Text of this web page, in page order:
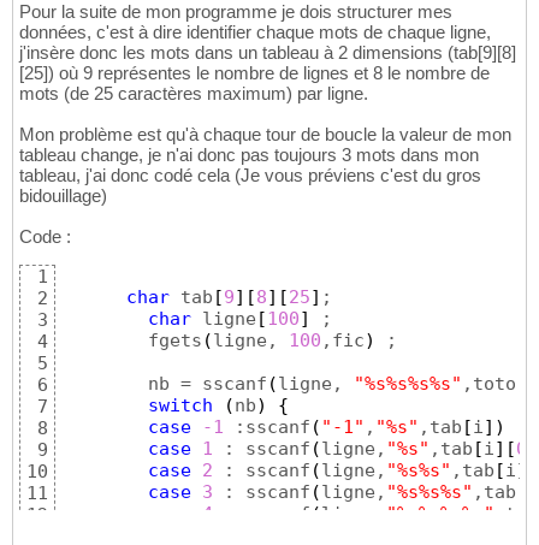
Pour la suite de mon programme je dois structurer mes
données, c'est à dire identifier chaque mots de chaque ligne,
j'insère donc les mots dans un tableau à 2 dimensions (tab[9][8]
[25]) où 9 représentes le nombre de lignes et 8 le nombre de
mots (de 25 caractères maximum) par ligne.
Mon problème est qu'à chaque tour de boucle la valeur de mon
tableau change, je n'ai donc pas toujours 3 mots dans mon
tableau, j'ai donc codé cela (Je vous préviens c'est du gros
bidouillage)
Code :
1
2
3
4
5
6
7
8
9
10
11
12
char tab [9] [8] [25] ;
char ligne [100]
;
	fgets
(ligne, 100 ,fic)
;
	nb = sscanf
(ligne, "%s%s%s%s"
switch
(nb)
{
case
-1 :sscanf ( "-1" , "%s" ,tab [i] )
case 1 : sscanf (ligne, "%s" ,tab [i] [0
case 2 : sscanf (ligne, "%s%s" ,tab [i]
case 3 : sscanf (ligne, "%s%s%s" ,tab
4 : sscanf (ligne, "%s%s%s%s" ,tab